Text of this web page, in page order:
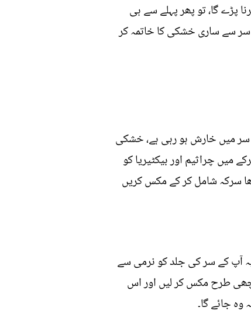
پڑے گا، تو پھر پہلے سے ہی
سر سے ساری خشکی کا خاتمہ کر
سر میں خارش ہو رہی ہے، خشکی
چراثیم اور بیکٹیریا کو
سرکہ شامل کر کے مکس کریں
آپ کے سر کی جلد کو نرمی سے
3 چمچ بیکنگ سوڈا شامل کر کے اچھی طرح مکس کر لیں اور اس
جائے گا۔